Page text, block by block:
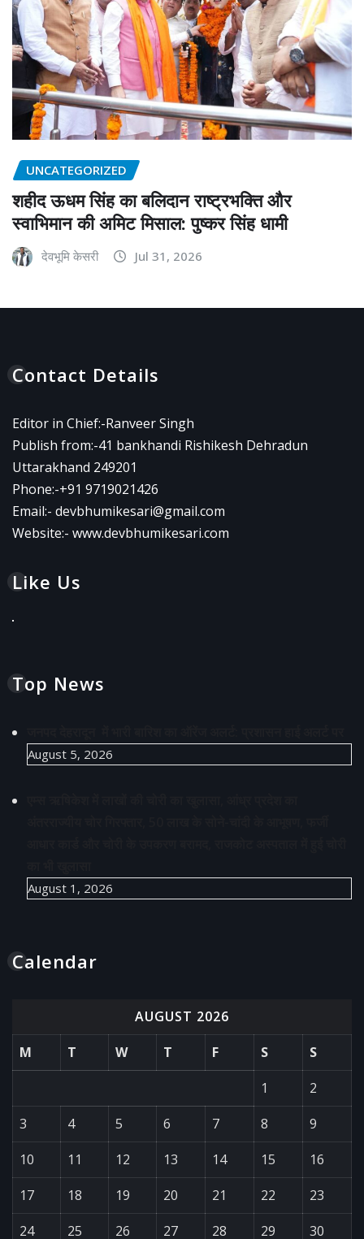
UNCATEGORIZED
शहीद ऊधम सिंह का बलिदान राष्ट्रभक्ति और
स्वाभिमान की अमिट मिसाल: पुष्कर सिंह धामी
देवभूमि केसरी Jul 31, 2026
Contact Details
Editor in Chief:-Ranveer Singh
Publish from:-41 bankhandi Rishikesh Dehradun
Uttarakhand 249201
Phone:-+91 9719021426
Email:- devbhumikesari@gmail.com
Website:- www.devbhumikesari.com
Like Us
Top News
August 5, 2026
August 1, 2026
Calendar
AUGUST 2026
M
T W T F S
S
1
2
3
4 5 6 7 8
9
10
11 12 13 14 15
16
17
18 19 20 21 22
23
24
25 26 27 28 29 30